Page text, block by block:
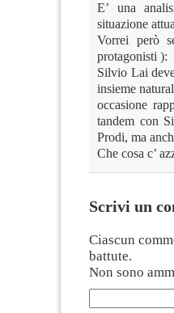
E’ una
situazione
Vorrei però
protagonisti ):
Silvio Lai
insieme
occasione
tandem con
Prodi, ma
Che cosa c’
Scrivi un
Ciascun
battute.
Non sono